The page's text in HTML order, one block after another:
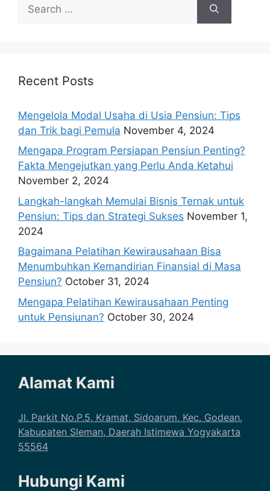
for:
Recent Posts
Mengelola Modal Usaha di Usia Pensiun: Tips
dan Trik bagi Pemula November 4, 2024
Mengapa Program Persiapan Pensiun Penting?
Fakta Mengejutkan yang Perlu Anda Ketahui
November 2, 2024
Langkah-langkah Memulai Bisnis Ternak untuk
Pensiun: Tips dan Strategi Sukses November 1,
2024
Bagaimana Pelatihan Kewirausahaan Bisa
Menumbuhkan Kemandirian Finansial di Masa
Pensiun? October 31, 2024
Mengapa Pelatihan Kewirausahaan Penting
untuk Pensiunan? October 30, 2024
Alamat Kami
Jl. Parkit No.P.5, Kramat, Sidoarum, Kec. Godean,
Kabupaten Sleman, Daerah Istimewa Yogyakarta
55564
Hubungi Kami